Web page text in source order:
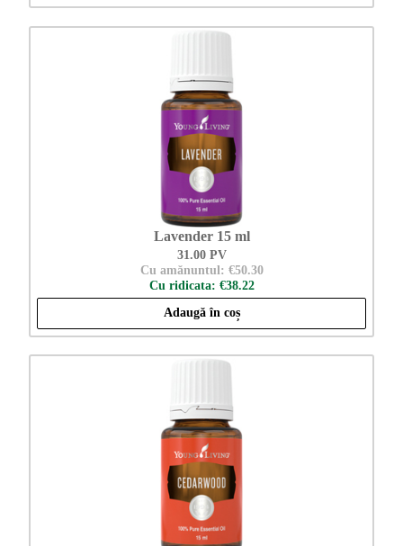
Lavender 15 ml
31.00 PV
Cu amănuntul: €50.30
Cu ridicata: €38.22
Adaugă în coș